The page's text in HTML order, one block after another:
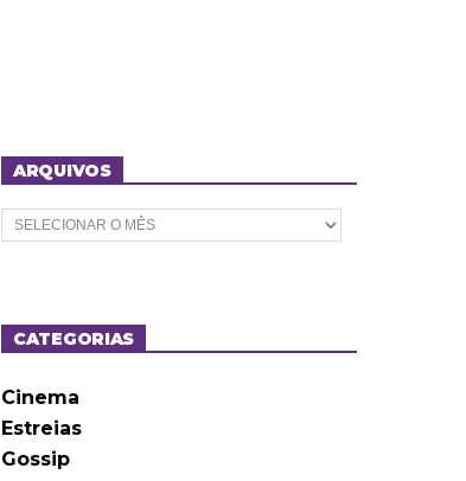
ARQUIVOS
A
r
o
sCATEGORIAS
Cinema
Estreias
Gossip